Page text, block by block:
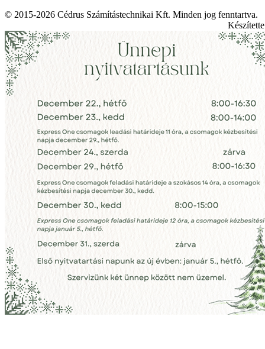
© 2015-2026 Cédrus Számítástechnikai Kft. Minden jog fenntartva.